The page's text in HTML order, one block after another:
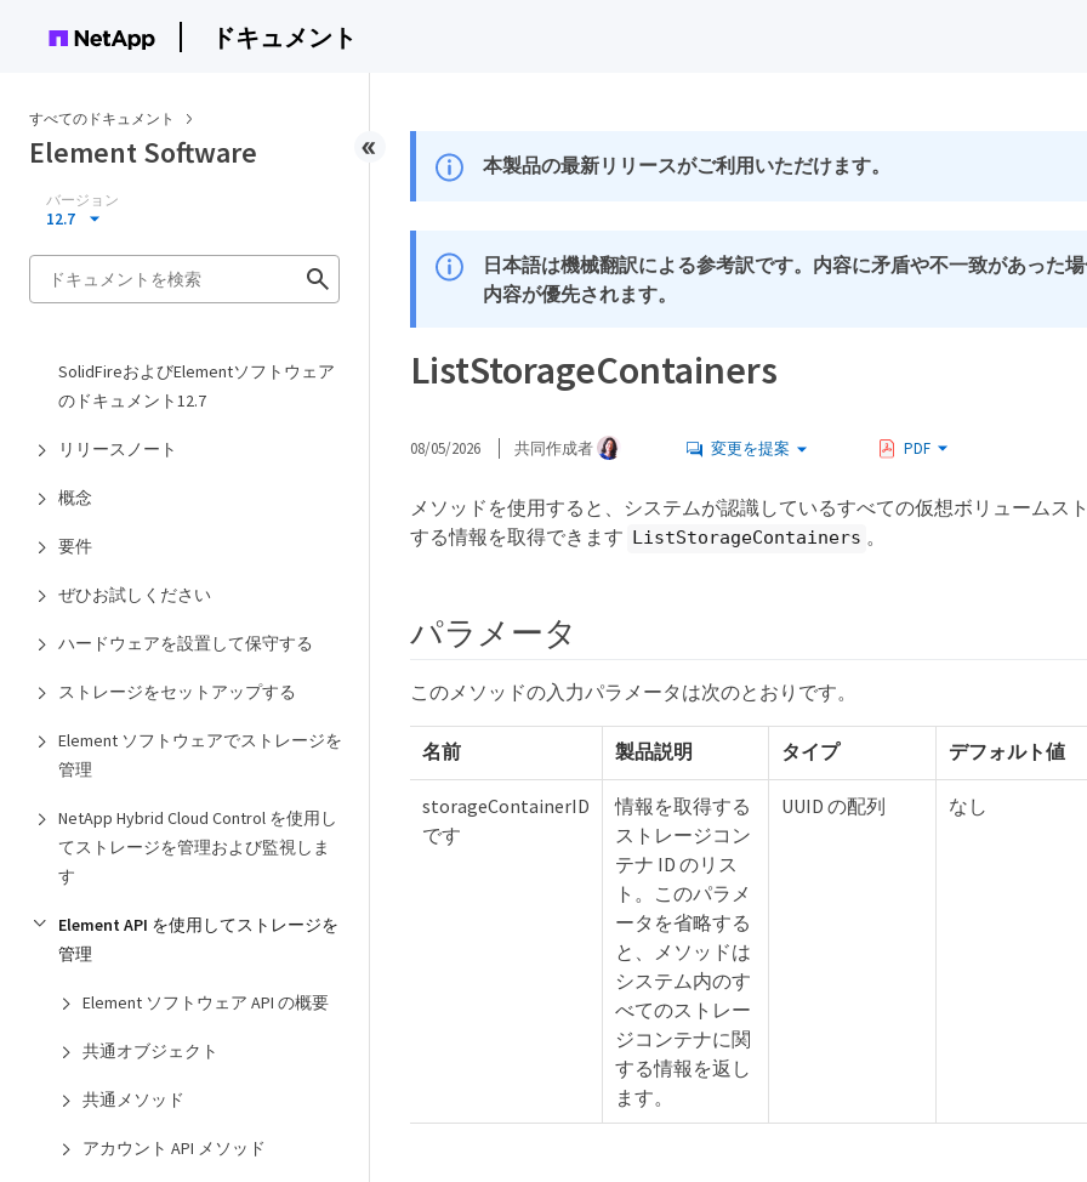
ドキュメント
すべてのドキュメント
Element Software
バージョン
12.7
SolidFireおよびElementソフトウェア
のドキュメント12.7
リリースノート
概念
要件
ぜひお試しください
ハードウェアを設置して保守する
ストレージをセットアップする
Element ソフトウェアでストレージを
管理
NetApp Hybrid Cloud Control を使用し
てストレージを管理および監視しま
す
Element API を使用してストレージを
管理
Element ソフトウェア API の概要
共通オブジェクト
共通メソッド
アカウント API メソッド
本製品の最新リリースがご利用いただけます。
日本語は機械翻訳による参考訳です。内容に矛盾や不一致があった
内容が優先されます。
ListStorageContainers
08/05/2026 共同作成者 変更を提案 PDF
メソッドを使用すると、システムが認識しているすべての仮想ボリュームス
する情報を取得できます
ListStorageContainers 。
パラメータ
このメソッドの入力パラメータは次のとおりです。
名前 製品説明 タイプ デフォルト値
storageContainerID
です
情報を取得する
ストレージコン
テナ ID のリス
ト。このパラメ
ータを省略する
と、メソッドは
システム内のす
べてのストレー
ジコンテナに関
する情報を返し
ます。
UUID の配列 なし